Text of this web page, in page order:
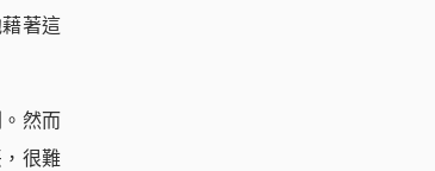
著這
然而
很難